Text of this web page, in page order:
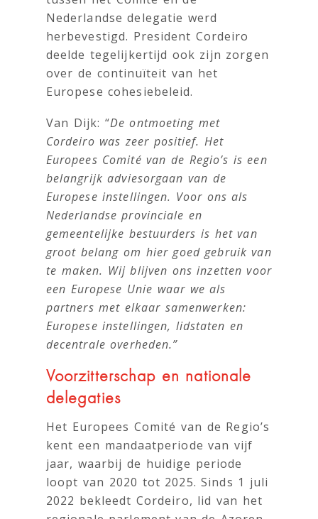
Nederlandse delegatie werd
herbevestigd. President Cordeiro
deelde tegelijkertijd ook zijn zorgen
over de continuïteit van het
Europese cohesiebeleid.
Van Dijk: “De ontmoeting met
Cordeiro was zeer positief. Het
Europees Comité van de Regio’s is een
belangrijk adviesorgaan van de
Europese instellingen. Voor ons als
Nederlandse provinciale en
gemeentelijke bestuurders is het van
groot belang om hier goed gebruik van
te maken. Wij blijven ons inzetten voor
een Europese Unie waar we als
partners met elkaar samenwerken:
Europese instellingen, lidstaten en
decentrale overheden.”
Voorzitterschap en nationale
delegaties
Het Europees Comité van de Regio’s
kent een mandaatperiode van vijf
jaar, waarbij de huidige periode
loopt van 2020 tot 2025. Sinds 1 juli
2022 bekleedt Cordeiro, lid van het